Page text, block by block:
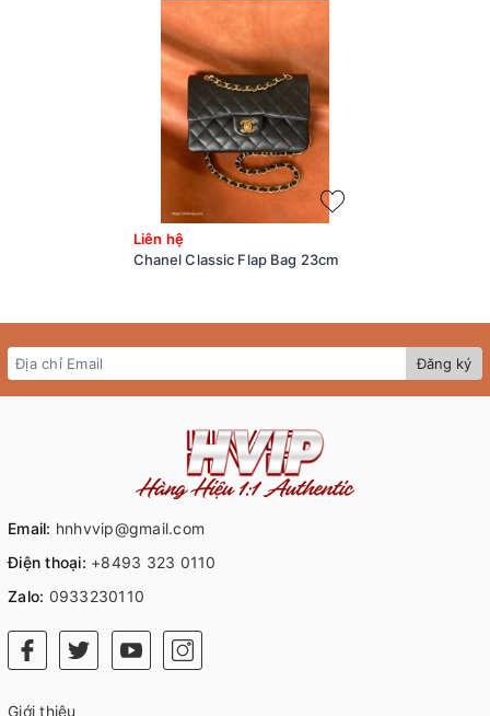
Liên hệ
Chanel Classic Flap Bag 23cm
Đăng ký
Email: hnhvvip@gmail.com
Điện thoại: +8493 323 0110
Zalo: 0933230110
Giới thiệu